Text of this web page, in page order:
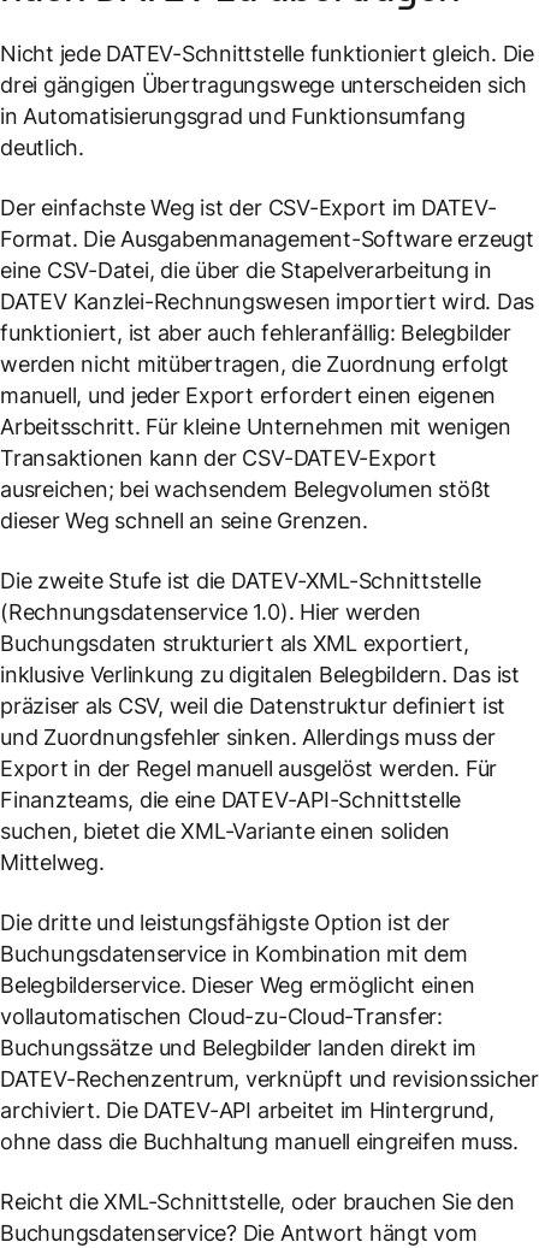
Nicht jede DATEV-Schnittstelle funktioniert gleich. Die
drei gängigen Übertragungswege unterscheiden sich
in Automatisierungsgrad und Funktionsumfang
deutlich.
Der einfachste Weg ist der CSV-Export im DATEV-
Format. Die Ausgabenmanagement-Software erzeugt
eine CSV-Datei, die über die Stapelverarbeitung in
DATEV Kanzlei-Rechnungswesen importiert wird. Das
funktioniert, ist aber auch fehleranfällig: Belegbilder
werden nicht mitübertragen, die Zuordnung erfolgt
manuell, und jeder Export erfordert einen eigenen
Arbeitsschritt. Für kleine Unternehmen mit wenigen
Transaktionen kann der CSV-DATEV-Export
ausreichen; bei wachsendem Belegvolumen stößt
dieser Weg schnell an seine Grenzen.
Die zweite Stufe ist die DATEV-XML-Schnittstelle
(Rechnungsdatenservice 1.0). Hier werden
Buchungsdaten strukturiert als XML exportiert,
inklusive Verlinkung zu digitalen Belegbildern. Das ist
präziser als CSV, weil die Datenstruktur definiert ist
und Zuordnungsfehler sinken. Allerdings muss der
Export in der Regel manuell ausgelöst werden. Für
Finanzteams, die eine DATEV-API-Schnittstelle
suchen, bietet die XML-Variante einen soliden
Mittelweg.
Die dritte und leistungsfähigste Option ist der
Buchungsdatenservice in Kombination mit dem
Belegbilderservice. Dieser Weg ermöglicht einen
vollautomatischen Cloud-zu-Cloud-Transfer:
Buchungssätze und Belegbilder landen direkt im
DATEV-Rechenzentrum, verknüpft und revisionssicher
archiviert. Die DATEV-API arbeitet im Hintergrund,
ohne dass die Buchhaltung manuell eingreifen muss.
Reicht die XML-Schnittstelle, oder brauchen Sie den
Buchungsdatenservice? Die Antwort hängt vom